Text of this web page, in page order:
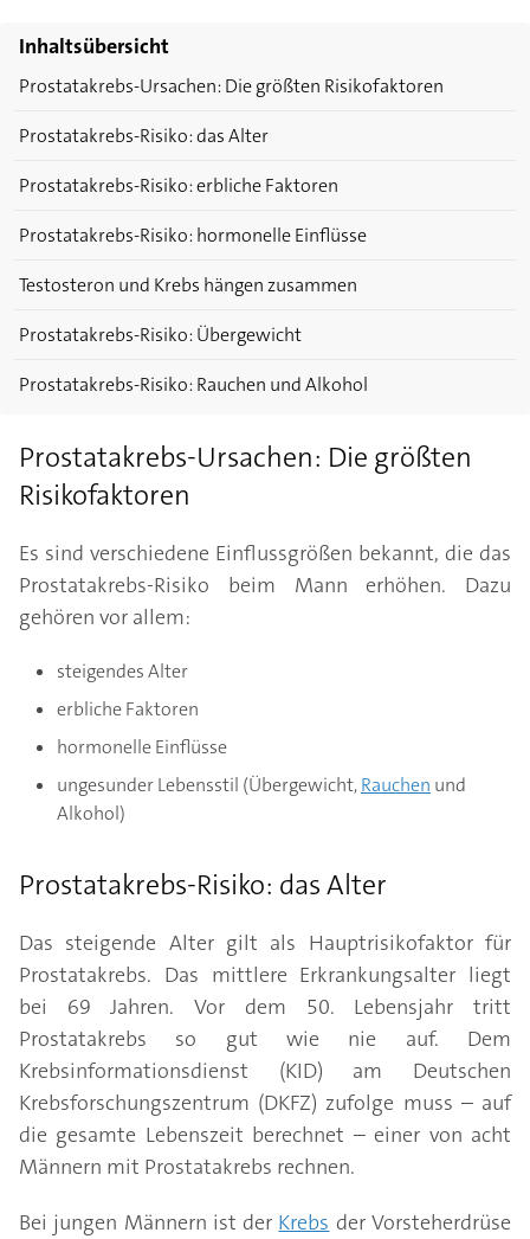
Inhaltsübersicht
Prostatakrebs-Ursachen: Die größten Risikofaktoren
Prostatakrebs-Risiko: das Alter
Prostatakrebs-Risiko: erbliche Faktoren
Prostatakrebs-Risiko: hormonelle Einflüsse
Testosteron und Krebs hängen zusammen
Prostatakrebs-Risiko: Übergewicht
Prostatakrebs-Risiko: Rauchen und Alkohol
Prostatakrebs-Ursachen: Die größten
Risikofaktoren
Es sind verschiedene Einflussgrößen bekannt, die das
Prostatakrebs-Risiko beim Mann erhöhen. Dazu
gehören vor allem:
steigendes Alter
erbliche Faktoren
hormonelle Einflüsse
ungesunder Lebensstil (Übergewicht,Rauchen und
Alkohol)
Prostatakrebs-Risiko: das Alter
Das steigende Alter gilt als Hauptrisikofaktor für
Prostatakrebs. Das mittlere Erkrankungsalter liegt
bei 69 Jahren. Vor dem 50. Lebensjahr tritt
Prostatakrebs so gut wie nie auf. Dem
Krebsinformationsdienst (KID) am Deutschen
Krebsforschungszentrum (DKFZ) zufolge muss – auf
die gesamte Lebenszeit berechnet – einer von acht
Männern mit Prostatakrebs rechnen.
Bei jungen Männern ist der Krebs der Vorsteherdrüse